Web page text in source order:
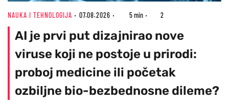
NAUKA I TEHNOLOGIJA 07.08.2026 5 min 2
AI je prvi put dizajnirao nove
viruse koji ne postoje u prirodi:
proboj medicine ili početak
ozbiljne bio-bezbednosne dileme?